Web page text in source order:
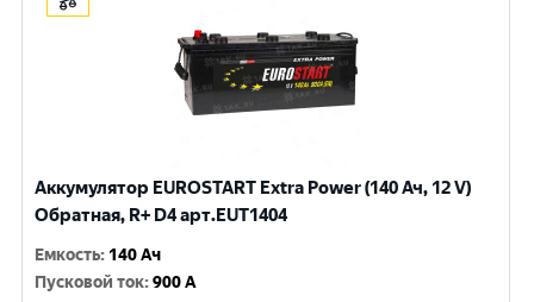
Аккумулятор EUROSTART Extra Power (140 Ач, 12 V)
Обратная, R+ D4 арт.EUT1404
Емкость: 140 Ач
Пусковой ток:900 A